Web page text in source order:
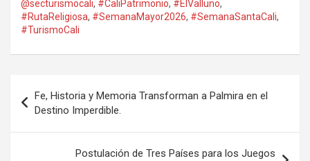
@secturismocali, #CaliPatrimonio, #ElValluno,
#RutaReligiosa, #SemanaMayor2026, #SemanaSantaCali,
#TurismoCali
de
entradas
Fe, Historia y Memoria Transforman a Palmira en el
Destino Imperdible.
Postulación de Tres Países para los Juegos